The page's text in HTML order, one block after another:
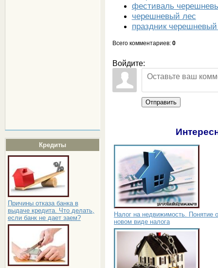
Кредиты
Причины отказа банка в
выдаче кредита. Что делать,
если банк не дает заем?
фестиваль
черешневый лес
праздник
Всего комментариев: 0
Войдите:
Отправить
Налог на недвижимость. Понятие о
новом виде налога